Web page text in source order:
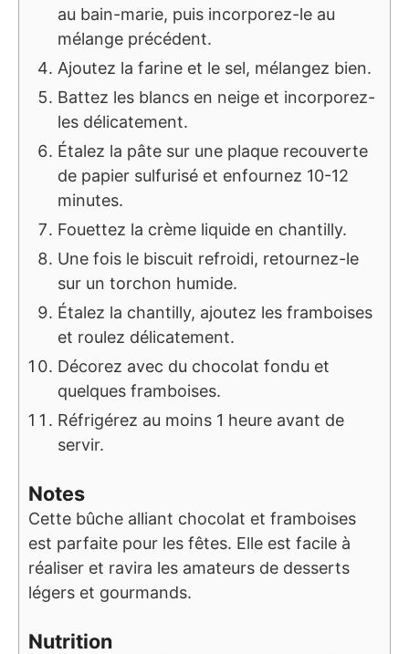
au bain-marie, puis incorporez-le au
mélange précédent.
Ajoutez la farine et le sel, mélangez bien.
Battez les blancs en neige et incorporez-
les délicatement.
Étalez la pâte sur une plaque recouverte
de papier sulfurisé et enfournez 10-12
minutes.
Fouettez la crème liquide en chantilly.
Une fois le biscuit refroidi, retournez-le
sur un torchon humide.
Étalez la chantilly, ajoutez les framboises
et roulez délicatement.
Décorez avec du chocolat fondu et
quelques framboises.
Réfrigérez au moins 1 heure avant de
servir.
Notes
Cette bûche alliant chocolat et framboises
est parfaite pour les fêtes. Elle est facile à
réaliser et ravira les amateurs de desserts
légers et gourmands.
Nutrition